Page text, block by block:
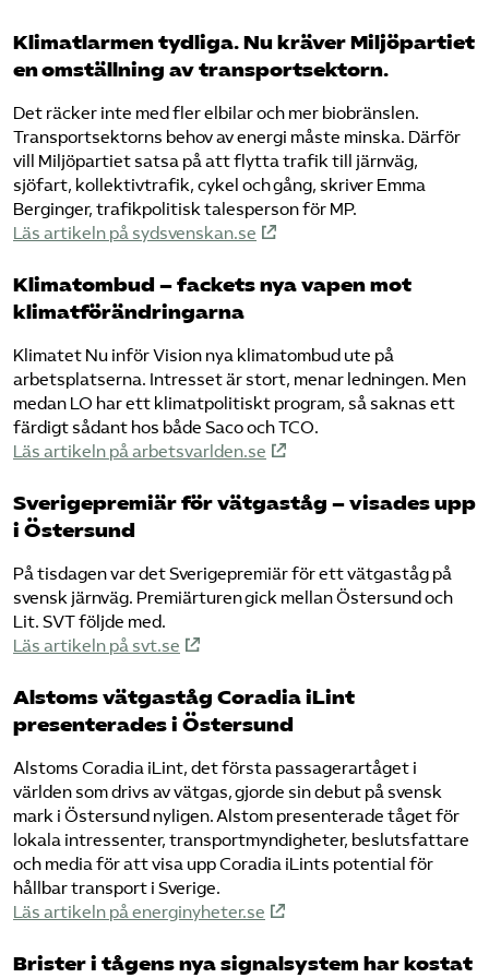
Klimatlarmen tydliga. Nu kräver Miljöpartiet
en omställning av transportsektorn.
Det räcker inte med fler elbilar och mer biobränslen.
Transportsektorns behov av energi måste minska. Därför
vill Miljöpartiet satsa på att flytta trafik till järnväg,
sjöfart, kollektivtrafik, cykel och gång, skriver Emma
Berginger, trafikpolitisk talesperson för MP.
Läs artikeln på sydsvenskan.se
Klimatombud – fackets nya vapen mot
klimatförändringarna
Klimatet Nu inför Vision nya klimatombud ute på
arbetsplatserna. Intresset är stort, menar ledningen. Men
medan LO har ett klimatpolitiskt program, så saknas ett
färdigt sådant hos både Saco och TCO.
Läs artikeln på arbetsvarlden.se
Sverigepremiär för vätgaståg – visades upp
i Östersund
På tisdagen var det Sverigepremiär för ett vätgaståg på
svensk järnväg. Premiärturen gick mellan Östersund och
Lit. SVT följde med.
Läs artikeln på svt.se
Alstoms vätgaståg Coradia iLint
presenterades i Östersund
Alstoms Coradia iLint, det första passagerartåget i
världen som drivs av vätgas, gjorde sin debut på svensk
mark i Östersund nyligen. Alstom presenterade tåget för
lokala intressenter, transportmyndigheter, beslutsfattare
och media för att visa upp Coradia iLints potential för
hållbar transport i Sverige.
Läs artikeln på energinyheter.se
Brister i tågens nya signalsystem har kostat